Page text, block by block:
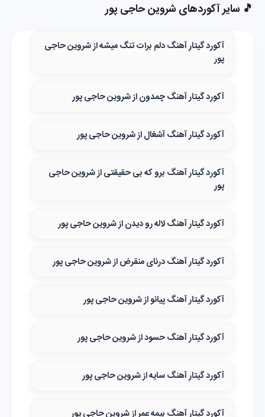
🎵 سایر آکوردهای شروین حاجی پور
آکورد گیتار آهنگ دلم برات تنگ میشه از شروین حاجی
پور
آکورد گیتار آهنگ چمدون از شروین حاجی پور
آکورد گیتار آهنگ آشغال از شروین حاجی پور
آکورد گیتار آهنگ برو که بی حقیقتی از شروین حاجی
پور
آکورد گیتار آهنگ لاله رو دیدن از شروین حاجی پور
آکورد گیتار آهنگ درنای منقرض از شروین حاجی پور
آکورد گیتار آهنگ پیانو از شروین حاجی پور
آکورد گیتار آهنگ حسود از شروین حاجی پور
آکورد گیتار آهنگ سایه از شروین حاجی پور
آکورد گیتار آهنگ بیمه عمر از شروین حاجی پور